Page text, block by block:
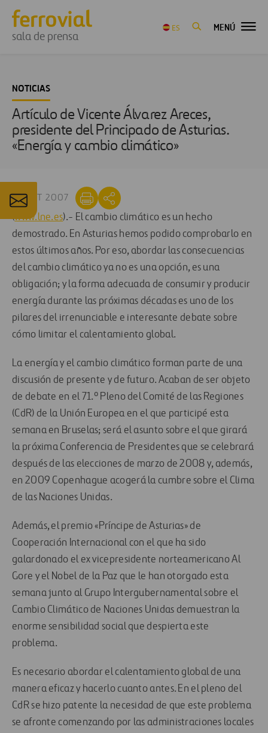
sala de prensa
ES MENÚ
NOTICIAS
Artículo de Vicente Álvarez Areces,
presidente del Principado de Asturias.
«Energía y cambio climático»
18 OCT 2007
(www.lne.es).- El cambio climático es un hecho
demostrado. En Asturias hemos podido comprobarlo en
estos últimos años. Por eso, abordar las consecuencias
del cambio climático ya no es una opción, es una
obligación; y la forma adecuada de consumir y producir
energía durante las próximas décadas es uno de los
pilares del irrenunciable e interesante debate sobre
cómo limitar el calentamiento global.
La energía y el cambio climático forman parte de una
discusión de presente y de futuro. Acaban de ser objeto
de debate en el 71.º Pleno del Comité de las Regiones
(CdR) de la Unión Europea en el que participé esta
semana en Bruselas; será el asunto sobre el que girará
la próxima Conferencia de Presidentes que se celebrará
después de las elecciones de marzo de 2008 y, además,
en 2009 Copenhague acogerá la cumbre sobre el Clima
de las Naciones Unidas.
Además, el premio «Príncipe de Asturias» de
Cooperación Internacional con el que ha sido
galardonado el ex vicepresidente norteamericano Al
Gore y el Nobel de la Paz que le han otorgado esta
semana junto al Grupo Intergubernamental sobre el
Cambio Climático de Naciones Unidas demuestran la
enorme sensibilidad social que despierta este
problema.
Es necesario abordar el calentamiento global de una
manera eficaz y hacerlo cuanto antes. En el pleno del
CdR se hizo patente la necesidad de que este problema
se afronte comenzando por las administraciones locales